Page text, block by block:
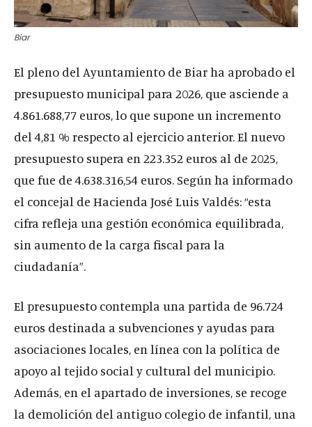
Biar
El pleno del Ayuntamiento de Biar ha aprobado el
presupuesto municipal para 2026, que asciende a
4.861.688,77 euros, lo que supone un incremento
del 4,81 % respecto al ejercicio anterior. El nuevo
presupuesto supera en 223.352 euros al de 2025,
que fue de 4.638.316,54 euros. Según ha informado
el concejal de Hacienda José Luis Valdés: “esta
cifra refleja una gestión económica equilibrada,
sin aumento de la carga fiscal para la
ciudadanía”.
El presupuesto contempla una partida de 96.724
euros destinada a subvenciones y ayudas para
asociaciones locales, en línea con la política de
apoyo al tejido social y cultural del municipio.
Además, en el apartado de inversiones, se recoge
la demolición del antiguo colegio de infantil, una